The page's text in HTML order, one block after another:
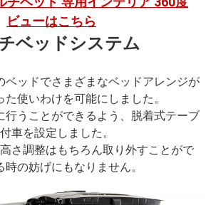
ビューはこちら
ベッドシステム
ベッドでさまざまなベッドアレンジが
た使いわけを可能にしました。
行うことができるよう、脱着式テーブ
車を設定しました。
さ調整はもちろん取り外すことがで
時の妨げにもなりません。